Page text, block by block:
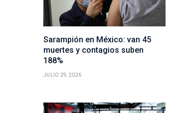
Sarampión en México: van 45
muertes y contagios suben
188%
JULIO 29, 2026